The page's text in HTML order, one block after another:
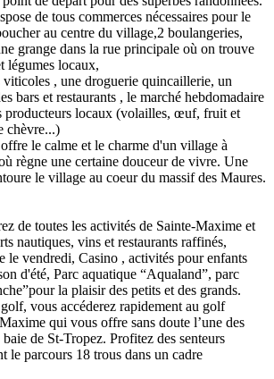
de tous commerces nécessaires pour le
au centre du village,2 boulangeries,
grange dans la rue principale où on trouve
légumes locaux,
viticoles , une droguerie quincaillerie, un
bars et restaurants , le marché hebdomadaire
producteurs locaux (volailles, œuf, fruit et
chèvre...)
le calme et le charme d'un village à
règne une certaine douceur de vivre. Une
le village au coeur du massif des Maures.
de toutes les activités de Sainte-Maxime et
nautiques, vins et restaurants raffinés,
le vendredi, Casino , activités pour enfants
d'été, Parc aquatique “Aqualand”, parc
la plaisir des petits et des grands.
vous accéderez rapidement au golf
qui vous offre sans doute l’une des
de St-Tropez. Profitez des senteurs
le parcours 18 trous dans un cadre